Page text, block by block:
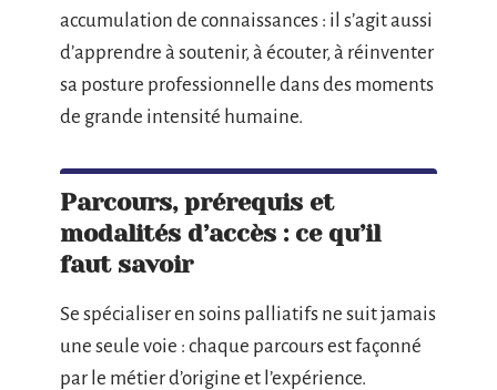
accumulation de connaissances : il s’agit aussi
d’apprendre à soutenir, à écouter, à réinventer
sa posture professionnelle dans des moments
de grande intensité humaine.
Parcours, prérequis et
modalités d’accès : ce qu’il
faut savoir
Se spécialiser en soins palliatifs ne suit jamais
une seule voie : chaque parcours est façonné
par le métier d’origine et l’expérience.